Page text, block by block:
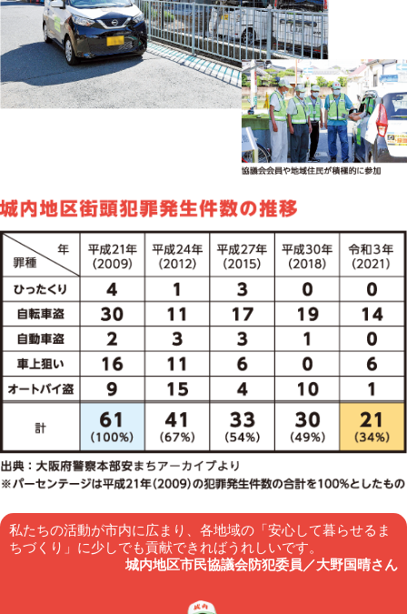
私たちの活動が市内に広まり、各地域の「安心して暮らせるま
ちづくり」に少しでも貢献できればうれしいです。
城内地区市民協議会防犯委員／大野国晴さん